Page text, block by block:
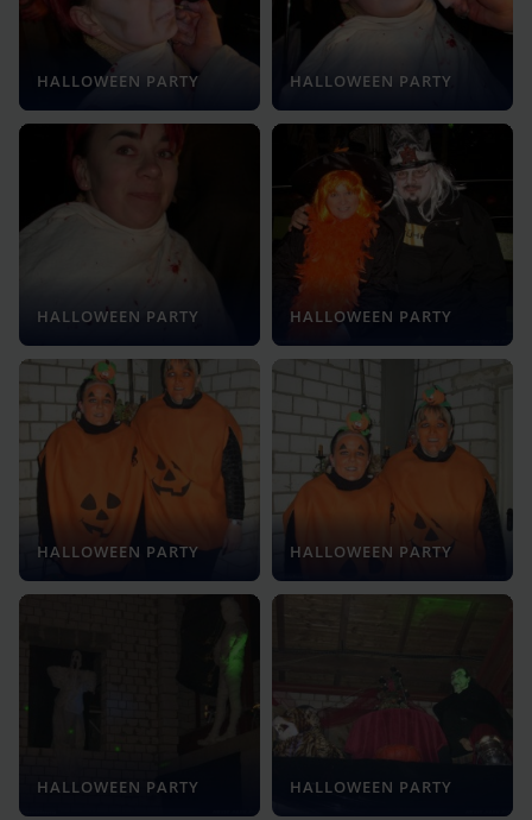
HALLOWEEN PARTY HALLOWEEN PARTY
HALLOWEEN PARTY HALLOWEEN PARTY
HALLOWEEN PARTY HALLOWEEN PARTY
HALLOWEEN PARTY HALLOWEEN PARTY